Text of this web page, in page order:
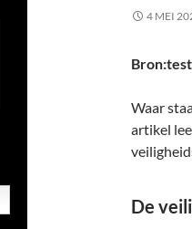
4 MEI
Waar
artikel
De